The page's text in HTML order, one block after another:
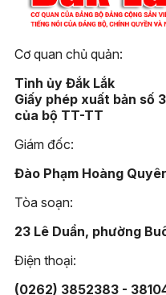
Cơ quan chủ quản:
Tỉnh ủy Đắk Lắk
Giấy phép xuất bản số
của bộ TT-TT
Giám đốc:
Đào Phạm Hoàng
Tòa soạn:
23 Lê Duẩn, phường
Điện thoại:
(0262) 3852383 -